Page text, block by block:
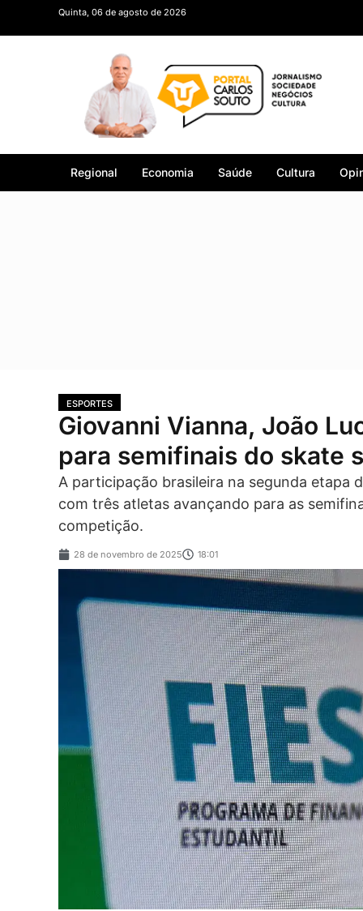
Quinta, 06 de agosto de 2026
Regional Economia Saúde Cultura
ESPORTES
Giovanni Vianna, João
para semifinais do skate
A participação brasileira na segunda etapa
com três atletas avançando para as
competição.
28 de novembro de 2025 18:01